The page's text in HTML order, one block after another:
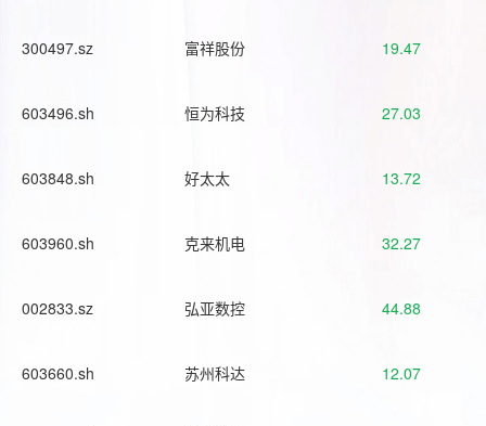
300497.sz 富祥股份 19.47
603496.sh 恒为科技 27.03
603848.sh 好太太 13.72
603960.sh 克来机电 32.27
002833.sz 弘亚数控 44.88
603660.sh 苏州科达 12.07